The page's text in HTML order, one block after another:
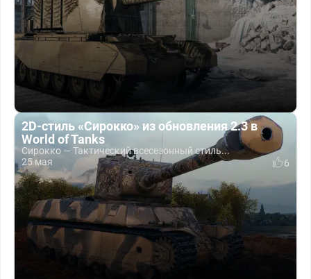
2D-стиль «Сирокко» из обновления 2.3 в
World of Tanks
Сирокко — Тактический всесезонный стиль...
25 мая
6